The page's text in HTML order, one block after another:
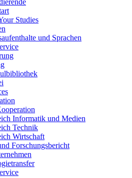
Studies
und Sprachen
Informatik und Medien
Technik
Wirtschaft
Forschungsbericht